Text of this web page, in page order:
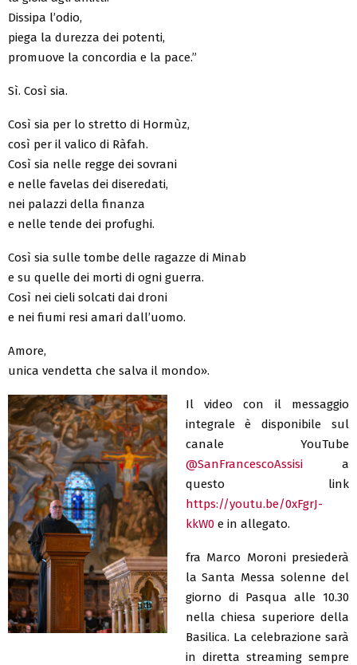
Dissipa l’odio,
piega la durezza dei potenti,
promuove la concordia e la pace.”
Sì. Così sia.
Così sia per lo stretto di Hormùz,
così per il valico di Ràfah.
Così sia nelle regge dei sovrani
e nelle favelas dei diseredati,
nei palazzi della finanza
e nelle tende dei profughi.
Così sia sulle tombe delle ragazze di Minab
e su quelle dei morti di ogni guerra.
Così nei cieli solcati dai droni
e nei fiumi resi amari dall’uomo.
Amore,
unica vendetta che salva il mondo».
Il video con il messaggio
integrale è disponibile sul
canale YouTube
@SanFrancescoAssisia
questo link
https://youtu.be/0xFgrJ-
kkW0e in allegato.
fra Marco Moroni presiederà
la Santa Messa solenne del
giorno di Pasqua alle 10.30
nella chiesa superiore della
Basilica. La celebrazione sarà
in diretta streaming sempre